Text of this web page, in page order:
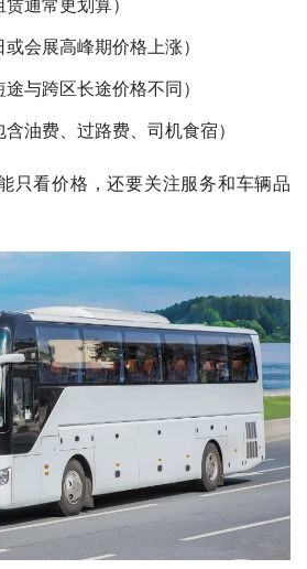
会展高峰期价格上涨）
与跨区长途价格不同）
油费、过路费、司机食宿）
只看价格，还要关注服务和车辆品